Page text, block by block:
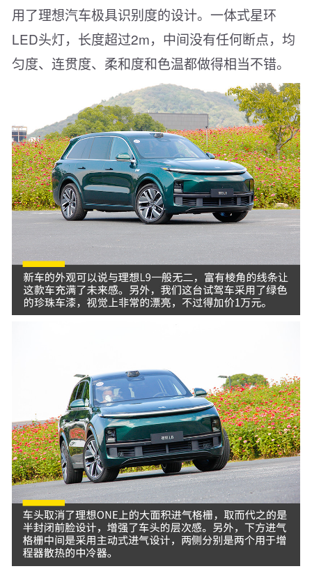
用了理想汽车极具识别度的设计。一体式星环
LED头灯，长度超过2m，中间没有任何断点，均
匀度、连贯度、柔和度和色温都做得相当不错。